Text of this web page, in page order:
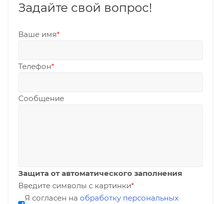
Задайте свой вопрос!
Ваше имя*
Телефон*
Сообщение
Защита от автоматического заполнения
Введите символы с картинки*
Я согласен на обработку персональных